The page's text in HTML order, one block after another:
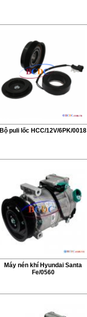
Bộ puli lốc HCC/12V/6PK/0018
Máy nén khí Hyundai Santa
Fe/0560